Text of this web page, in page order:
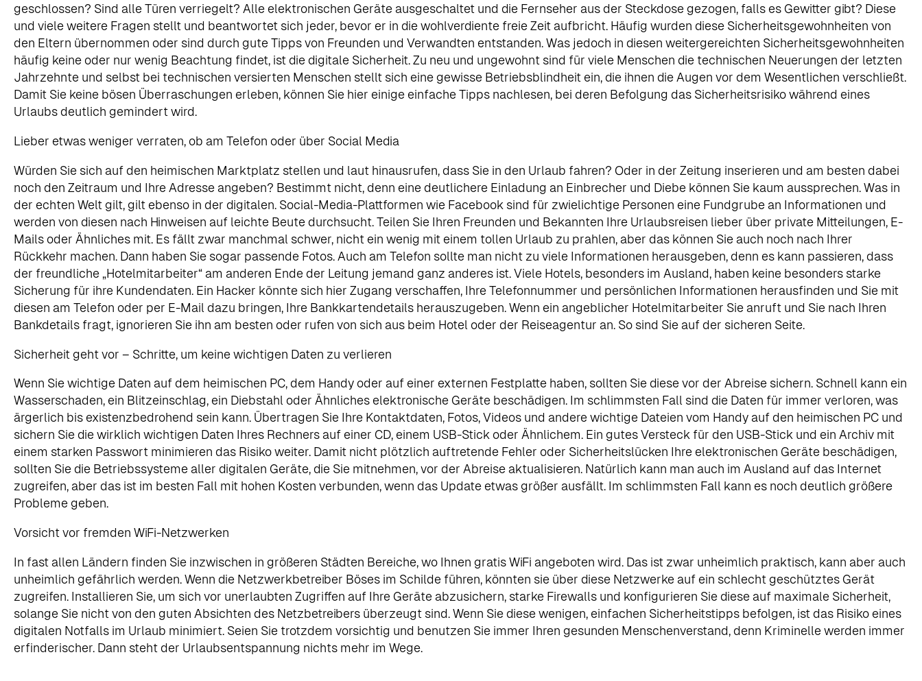
geschlossen? Sind alle Türen verriegelt? Alle elektronischen Geräte ausgeschaltet und die Fernseher aus der Steckdose gezogen, falls es Gewitter gibt? Diese
und viele weitere Fragen stellt und beantwortet sich jeder, bevor er in die wohlverdiente freie Zeit aufbricht. Häufig wurden diese Sicherheitsgewohnheiten von
den Eltern übernommen oder sind durch gute Tipps von Freunden und Verwandten entstanden. Was jedoch in diesen weitergereichten Sicherheitsgewohnheiten
häufig keine oder nur wenig Beachtung findet, ist die digitale Sicherheit. Zu neu und ungewohnt sind für viele Menschen die technischen Neuerungen der letzten
Jahrzehnte und selbst bei technischen versierten Menschen stellt sich eine gewisse Betriebsblindheit ein, die ihnen die Augen vor dem Wesentlichen verschließt.
Damit Sie keine bösen Überraschungen erleben, können Sie hier einige einfache Tipps nachlesen, bei deren Befolgung das Sicherheitsrisiko während eines
Urlaubs deutlich gemindert wird.
Lieber etwas weniger verraten, ob am Telefon oder über Social Media
Würden Sie sich auf den heimischen Marktplatz stellen und laut hinausrufen, dass Sie in den Urlaub fahren? Oder in der Zeitung inserieren und am besten dabei
noch den Zeitraum und Ihre Adresse angeben? Bestimmt nicht, denn eine deutlichere Einladung an Einbrecher und Diebe können Sie kaum aussprechen. Was in
der echten Welt gilt, gilt ebenso in der digitalen. Social-Media-Plattformen wie Facebook sind für zwielichtige Personen eine Fundgrube an Informationen und
werden von diesen nach Hinweisen auf leichte Beute durchsucht. Teilen Sie Ihren Freunden und Bekannten Ihre Urlaubsreisen lieber über private Mitteilungen, E-
Mails oder Ähnliches mit. Es fällt zwar manchmal schwer, nicht ein wenig mit einem tollen Urlaub zu prahlen, aber das können Sie auch noch nach Ihrer
Rückkehr machen. Dann haben Sie sogar passende Fotos. Auch am Telefon sollte man nicht zu viele Informationen herausgeben, denn es kann passieren, dass
der freundliche „Hotelmitarbeiter“ am anderen Ende der Leitung jemand ganz anderes ist. Viele Hotels, besonders im Ausland, haben keine besonders starke
Sicherung für ihre Kundendaten. Ein Hacker könnte sich hier Zugang verschaffen, Ihre Telefonnummer und persönlichen Informationen herausfinden und Sie mit
diesen am Telefon oder per E-Mail dazu bringen, Ihre Bankkartendetails herauszugeben. Wenn ein angeblicher Hotelmitarbeiter Sie anruft und Sie nach Ihren
Bankdetails fragt, ignorieren Sie ihn am besten oder rufen von sich aus beim Hotel oder der Reiseagentur an. So sind Sie auf der sicheren Seite.
Sicherheit geht vor – Schritte, um keine wichtigen Daten zu verlieren
Wenn Sie wichtige Daten auf dem heimischen PC, dem Handy oder auf einer externen Festplatte haben, sollten Sie diese vor der Abreise sichern. Schnell kann ein
Wasserschaden, ein Blitzeinschlag, ein Diebstahl oder Ähnliches elektronische Geräte beschädigen. Im schlimmsten Fall sind die Daten für immer verloren, was
ärgerlich bis existenzbedrohend sein kann. Übertragen Sie Ihre Kontaktdaten, Fotos, Videos und andere wichtige Dateien vom Handy auf den heimischen PC und
sichern Sie die wirklich wichtigen Daten Ihres Rechners auf einer CD, einem USB-Stick oder Ähnlichem. Ein gutes Versteck für den USB-Stick und ein Archiv mit
einem starken Passwort minimieren das Risiko weiter. Damit nicht plötzlich auftretende Fehler oder Sicherheitslücken Ihre elektronischen Geräte beschädigen,
sollten Sie die Betriebssysteme aller digitalen Geräte, die Sie mitnehmen, vor der Abreise aktualisieren. Natürlich kann man auch im Ausland auf das Internet
zugreifen, aber das ist im besten Fall mit hohen Kosten verbunden, wenn das Update etwas größer ausfällt. Im schlimmsten Fall kann es noch deutlich größere
Probleme geben.
Vorsicht vor fremden WiFi-Netzwerken
In fast allen Ländern finden Sie inzwischen in größeren Städten Bereiche, wo Ihnen gratis WiFi angeboten wird. Das ist zwar unheimlich praktisch, kann aber auch
unheimlich gefährlich werden. Wenn die Netzwerkbetreiber Böses im Schilde führen, könnten sie über diese Netzwerke auf ein schlecht geschütztes Gerät
zugreifen. Installieren Sie, um sich vor unerlaubten Zugriffen auf Ihre Geräte abzusichern, starke Firewalls und konfigurieren Sie diese auf maximale Sicherheit,
solange Sie nicht von den guten Absichten des Netzbetreibers überzeugt sind. Wenn Sie diese wenigen, einfachen Sicherheitstipps befolgen, ist das Risiko eines
digitalen Notfalls im Urlaub minimiert. Seien Sie trotzdem vorsichtig und benutzen Sie immer Ihren gesunden Menschenverstand, denn Kriminelle werden immer
erfinderischer. Dann steht der Urlaubsentspannung nichts mehr im Wege.